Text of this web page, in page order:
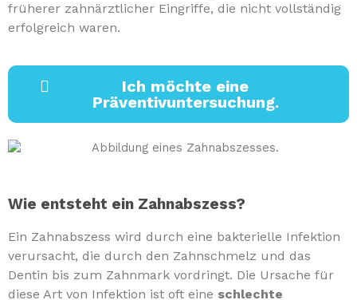
früherer zahnärztlicher Eingriffe, die nicht vollständig
erfolgreich waren.
Ich möchte eine
Präventivuntersuchung.
Wie entsteht ein Zahnabszess?
Ein Zahnabszess wird durch eine bakterielle Infektion
verursacht, die durch den Zahnschmelz und das
Dentin bis zum Zahnmark vordringt. Die Ursache für
diese Art von Infektion ist oft eine schlechte